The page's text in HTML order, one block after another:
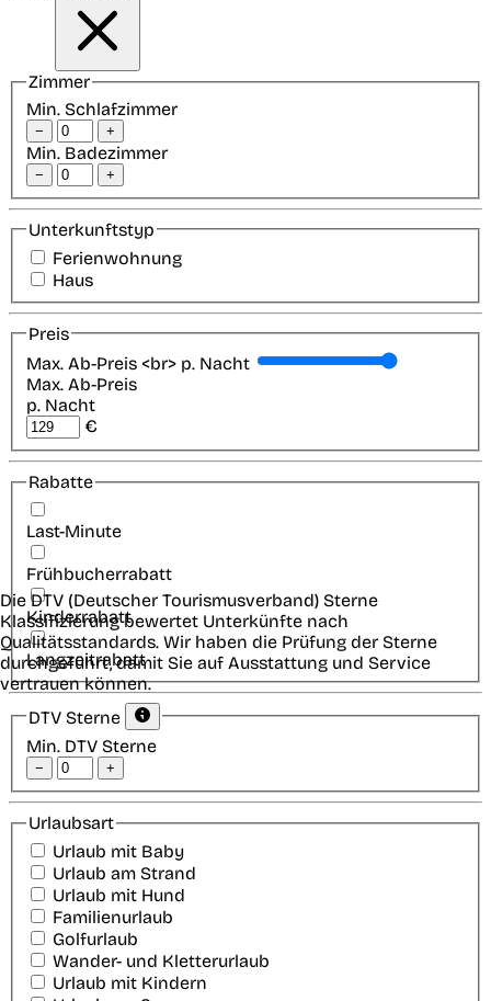
Zimmer
Min. Schlafzimmer
− +
Min. Badezimmer
− +
Unterkunftstyp
Ferienwohnung
Haus
Preis
Max. Ab-Preis <br> p. Nacht
Max. Ab-Preis
p. Nacht
€
Rabatte
Last-Minute
Frühbucherrabatt
Kinderrabatt
Langzeitrabatt
DTV Sterne
Min. DTV Sterne
− +
Die DTV (Deutscher Tourismusverband) Sterne
Klassifizierung bewertet Unterkünfte nach
Qualitätsstandards. Wir haben die Prüfung der Sterne
durchgeführt, damit Sie auf Ausstattung und Service
vertrauen können.
Urlaubsart
Urlaub mit Baby
Urlaub am Strand
Urlaub mit Hund
Familienurlaub
Golfurlaub
Wander- und Kletterurlaub
Urlaub mit Kindern